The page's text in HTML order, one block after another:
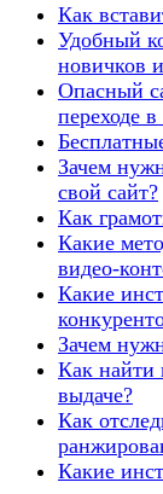
Как
Удобный
новичков
Опасный
переходе
Зачем
свой сайт?
Как
Какие
видео-
Какие
Зачем
Как найти
выдаче?
Как
Какие